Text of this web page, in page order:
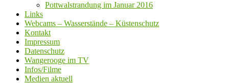
Pottwalstrandung im Januar 2016
Links
Webcams – Wasserstände – Küstenschutz
Kontakt
Impressum
Datenschutz
Wangerooge im TV
Infos/Filme
Medien aktuell